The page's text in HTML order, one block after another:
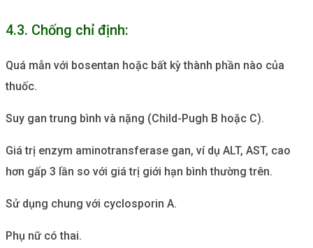
4.3. Chống chỉ định:
Quá mẫn với bosentan hoặc bất kỳ thành phần nào của
thuốc.
Suy gan trung bình và nặng (Child-Pugh B hoặc C).
Giá trị enzym aminotransferase gan, ví dụ ALT, AST, cao
hơn gấp 3 lần so với giá trị giới hạn bình thường trên.
Sử dụng chung với cyclosporin A.
Phụ nữ có thai.